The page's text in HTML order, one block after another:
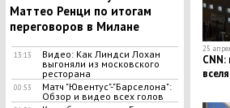
Маттео Ренци по итогам
переговоров в Милане
13:13
Видео: Как Линдси Лохан
выгоняли из московского
ресторана
00:53
Матч "Ювентус"-"Барселона":
Обзор и видео всех голов
25